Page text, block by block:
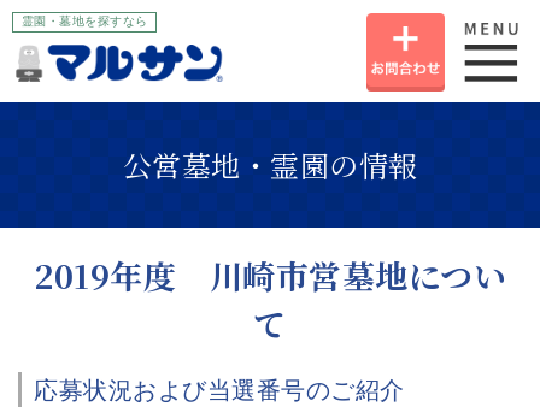
霊園・墓地を探すなら
公営墓地・霊園の情報
2019年度 川崎市営墓地につい
て
応募状況および当選番号のご紹介